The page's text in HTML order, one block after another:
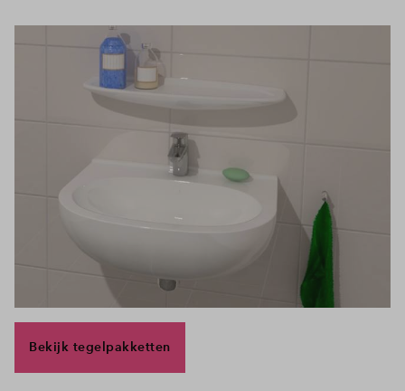
Bekijk tegelpakketten